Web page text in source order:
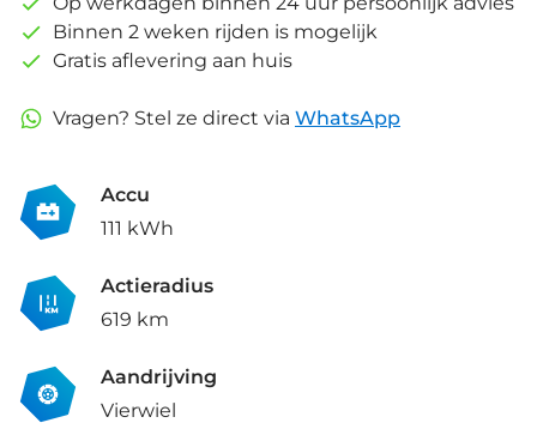
Binnen 2 weken rijden is mogelijk
Gratis aflevering aan huis
Vragen? Stel ze direct via WhatsApp
Accu
111 kWh
Actieradius
619 km
Aandrijving
Vierwiel